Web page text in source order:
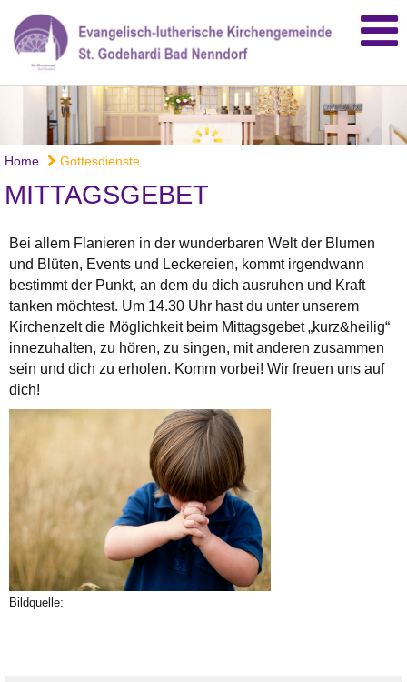
Home Gottesdienste
MITTAGSGEBET
Bei allem Flanieren in der wunderbaren Welt der Blumen
und Blüten, Events und Leckereien, kommt irgendwann
bestimmt der Punkt, an dem du dich ausruhen und Kraft
tanken möchtest. Um 14.30 Uhr hast du unter unserem
Kirchenzelt die Möglichkeit beim Mittagsgebet „kurz&heilig“
innezuhalten, zu hören, zu singen, mit anderen zusammen
sein und dich zu erholen. Komm vorbei! Wir freuen uns auf
dich!
Bildquelle: